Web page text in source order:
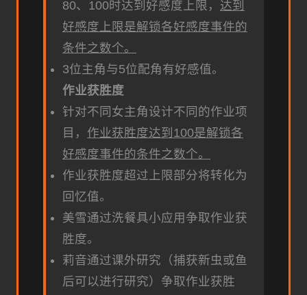
80、100时达到好感度上限， 达到
好感度上限是解锁各好感度事件的
条件之数个。
3位主角与5位配角有好感值。
作业获胜度
针对不同女主角设计不同的作业项
目， 作业获胜度达到100是解锁各
好感度事件的条件之数个。
作业获胜度超过上限部分将转化为
回忆值。
美雪通过洗餐具小应用争取作业获
胜度。
莉音通过课外研究（捕获新虫或鱼
后可以进行研究）争取作业获胜